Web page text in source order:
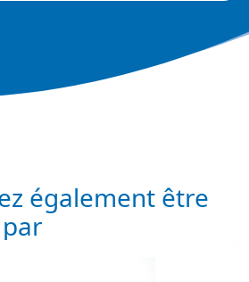
également être